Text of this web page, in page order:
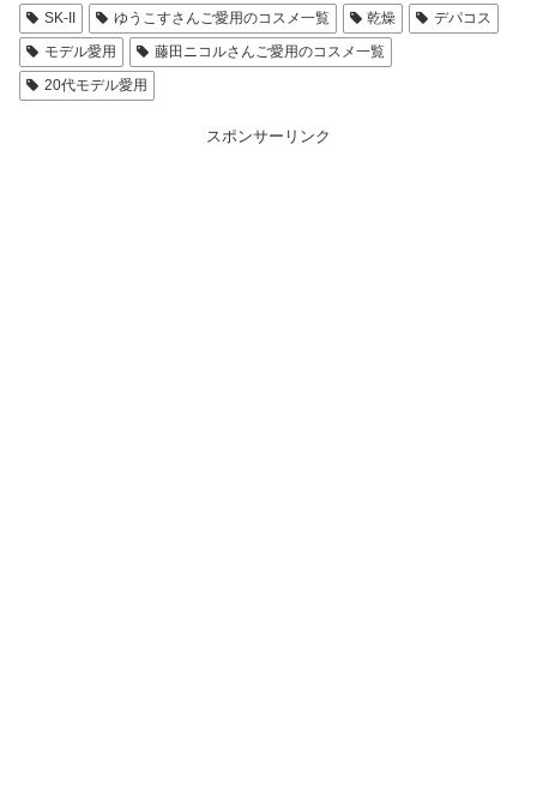
SK-II ゆうこすさんご愛用のコスメ一覧 乾燥
デパコス
モデル愛用
藤田ニコルさんご愛用のコスメ一覧
20代モデル愛用
スポンサーリンク